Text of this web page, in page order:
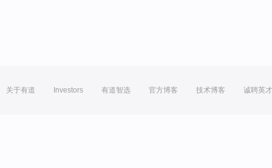
关于有道 Investors 有道智选 官方博客 技术博客 诚聘英才